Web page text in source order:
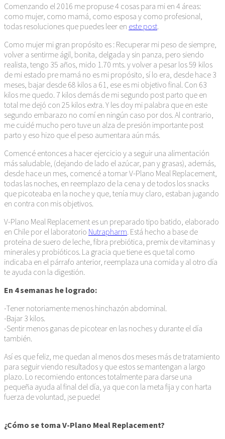
Comenzando el 2016 me propuse 4 cosas para mi en 4 áreas:
como mujer, como mamá, como esposa y como profesional,
todas resoluciones que puedes leer en este post.
Como mujer mi gran propósito es : Recuperar mi peso de siempre,
volver a sentirme ágil, bonita, delgada y sin panza, pero siendo
realista, tengo 35 años, mido 1.70 mts. y volver a pesar los 59 kilos
de mi estado pre mamá no es mi propósito, sí lo era, desde hace 3
meses, bajar desde 68 kilos a 61, ese es mi objetivo final. Con 63
kilos me quedo. 7 kilos demás de mi segundo post parto que en
total me dejó con 25 kilos extra. Y les doy mi palabra que en este
segundo embarazo no comí en ningún caso por dos. Al contrario,
me cuidé mucho pero tuve un alza de presión importante post
parto y eso hizo que el peso aumentara aún más.
Comencé entonces a hacer ejercicio y a seguir una alimentación
más saludable, (dejando de lado el azúcar, pan y grasas), además,
desde hace un mes, comencé a tomar V-Plano Meal Replacement,
todas las noches, en reemplazo de la cena y de todos los snacks
que picoteaba en la noche y que, tenía muy claro, estaban jugando
en contra con mis objetivos.
V-Plano Meal Replacement es un preparado tipo batido, elaborado
en Chile por el laboratorio Nutrapharm. Está hecho a base de
proteína de suero de leche, fibra prebiótica, premix de vitaminas y
minerales y probióticos. La gracia que tiene es que tal como
indicaba en el párrafo anterior, reemplaza una comida y al otro día
te ayuda con la digestión.
En 4 semanas he logrado:
-Tener notoriamente menos hinchazón abdominal.
-Bajar 3 kilos.
-Sentir menos ganas de picotear en las noches y durante el día
también.
Así es que feliz, me quedan al menos dos meses más de tratamiento
para seguir viendo resultados y que estos se mantengan a largo
plazo. Lo recomiendo entonces totalmente para darse una
pequeña ayuda al final del día, ya que con la meta fija y con harta
fuerza de voluntad, ¡se puede!
¿Cómo se toma V-Plano Meal Replacement?